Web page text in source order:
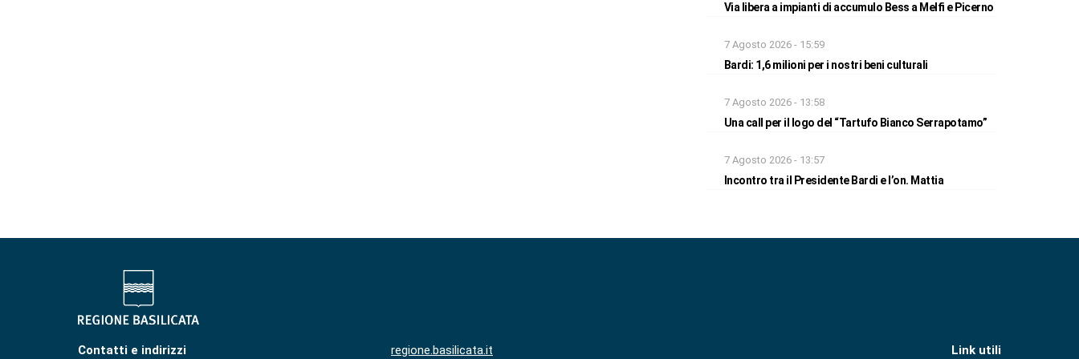
Via libera a impianti di accumulo Bess a Melfi e Picerno
7 Agosto 2026 - 15:59
Bardi: 1,6 milioni per i nostri beni culturali
7 Agosto 2026 - 13:58
Una call per il logo del “Tartufo Bianco Serrapotamo”
7 Agosto 2026 - 13:57
Incontro tra il Presidente Bardi e l’on. Mattia
Contatti e indirizzi regione.basilicata.it Link utili